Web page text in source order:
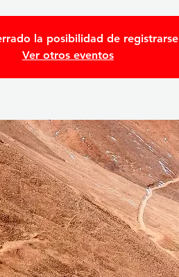
la posibilidad de registrarse
Ver otros eventos